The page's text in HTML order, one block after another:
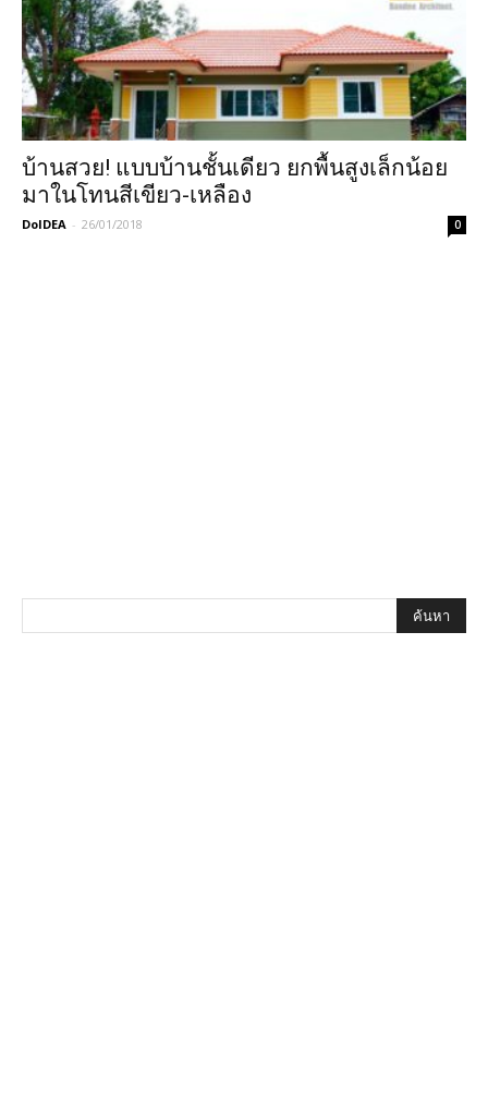
บ้านสวย! แบบบ้านชั้นเดียว ยกพื้นสูงเล็กน้อย
มาในโทนสีเขียว-เหลือง
DoIDEA - 26/01/2018 0